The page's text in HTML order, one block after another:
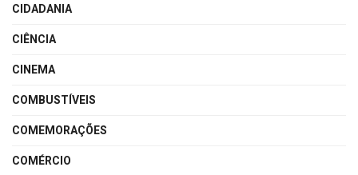
CIDADANIA
CIÊNCIA
CINEMA
COMBUSTÍVEIS
COMEMORAÇÕES
COMÉRCIO